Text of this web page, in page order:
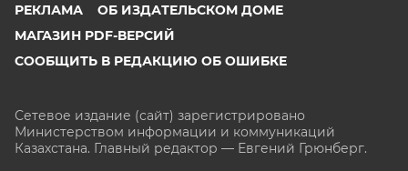
РЕКЛАМА
ОБ ИЗДАТЕЛЬСКОМ ДОМЕ
МАГАЗИН PDF-ВЕРСИЙ
СООБЩИТЬ В РЕДАКЦИЮ ОБ ОШИБКЕ
Сетевое издание (сайт) зарегистрировано
Министерством информации и коммуникаций
Казахстана. Главный редактор — Евгений Грюнберг.